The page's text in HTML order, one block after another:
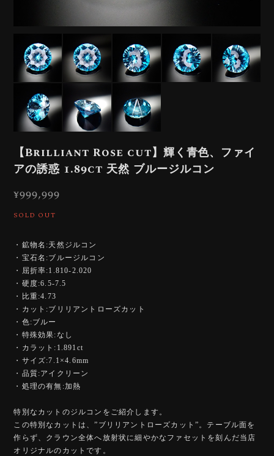
【Brilliant Rose cut】輝く青色、ファイ
アの誘惑 1.89ct 天然 ブルージルコン
¥999,999
SOLD OUT
・鉱物名:天然ジルコン
・宝石名:ブルージルコン
・屈折率:1.810-2.020
・硬度:6.5-7.5
・比重:4.73
・カット:ブリリアントローズカット
・色:ブルー
・特殊効果:なし
・カラット:1.891ct
・サイズ:7.1×4.6mm
・品質:アイクリーン
・処理の有無:加熱
特別なカットのジルコンをご紹介します。
この特別なカットは、”ブリリアントローズカット”。テーブル面を
作らず、クラウン全体へ放射状に細やかなファセットを刻んだ当店
オリジナルのカットです。